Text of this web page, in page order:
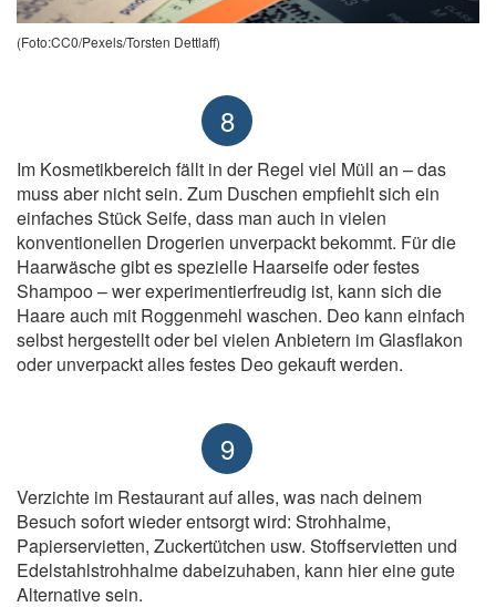
(Foto:CC0/Pexels/Torsten Dettlaff)
8
Im Kosmetikbereich fällt in der Regel viel Müll an – das
muss aber nicht sein. Zum Duschen empfiehlt sich ein
einfaches Stück Seife, dass man auch in vielen
konventionellen Drogerien unverpackt bekommt. Für die
Haarwäsche gibt es spezielle Haarseife oder festes
Shampoo – wer experimentierfreudig ist, kann sich die
Haare auch mit Roggenmehl waschen. Deo kann einfach
selbst hergestellt oder bei vielen Anbietern im Glasflakon
oder unverpackt alles festes Deo gekauft werden.
9
Verzichte im Restaurant auf alles, was nach deinem
Besuch sofort wieder entsorgt wird: Strohhalme,
Papierservietten, Zuckertütchen usw. Stoffservietten und
Edelstahlstrohhalme dabeizuhaben, kann hier eine gute
Alternative sein.